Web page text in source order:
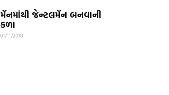
મૅનમાંથી જેન્ટલમૅન બનવાની
કળા
01/11/2018